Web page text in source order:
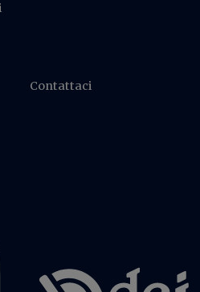
Contattaci